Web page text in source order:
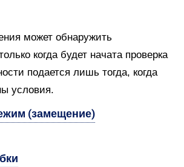
может обнаружить
когда будет начата проверка
подается лишь тогда, когда
условия.
(замещение)